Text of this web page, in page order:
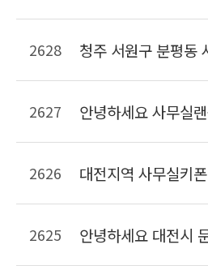
2628
2627
2626
2625